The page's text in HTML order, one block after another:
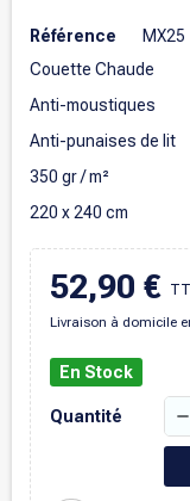
Référence
MX25
Couette Chaude
Anti-moustiques
Anti-punaises de lit
350 gr / m²
220 x 240 cm
52,90 €
Livraison à domicile
En Stock
Quantité remove